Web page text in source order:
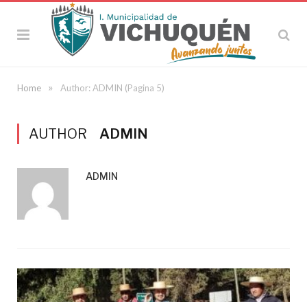
Home » Author: ADMIN (Pagina 5)
AUTHOR ADMIN
ADMIN